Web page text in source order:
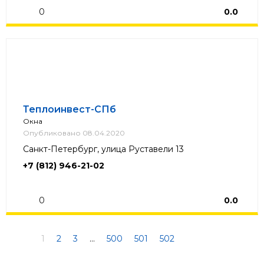
0 0.0
Теплоинвест-СПб
Окна
Опубликовано 08.04.2020
Санкт-Петербург, улица Руставели 13
+7 (812) 946-21-02
0 0.0
1 2 3 ... 500 501 502